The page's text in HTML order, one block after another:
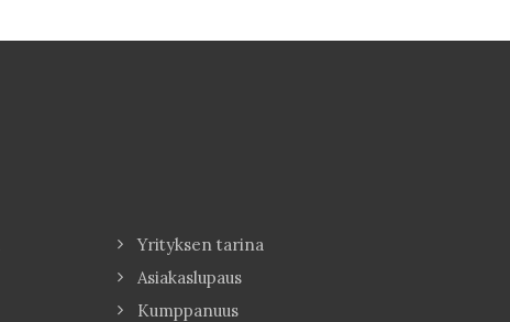
Yrityksen tarina
Asiakaslupaus
Kumppanuus